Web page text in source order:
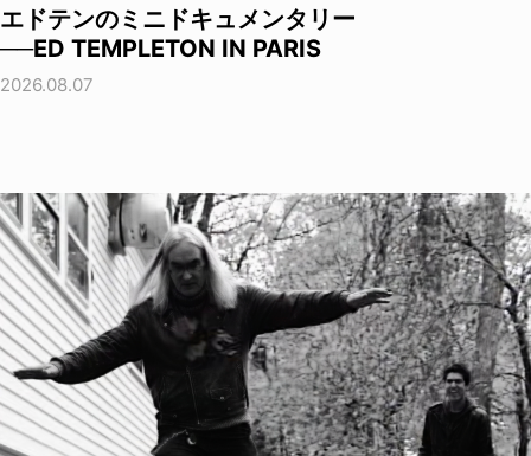
エドテンのミニドキュメンタリー
──ED TEMPLETON IN PARIS
2026.08.07